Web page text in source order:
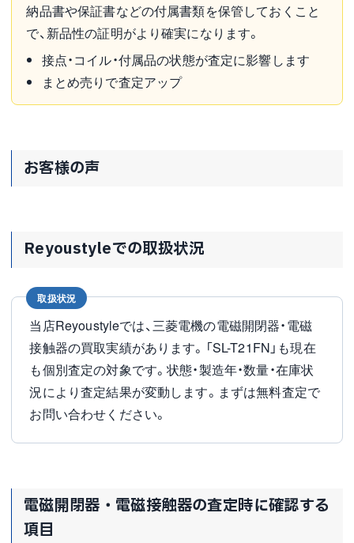
納品書や保証書などの付属書類を保管しておくこと
で、新品性の証明がより確実になります。
接点・コイル・付属品の状態が査定に影響します
まとめ売りで査定アップ
お客様の声
Reyoustyleでの取扱状況
取扱状況
当店Reyoustyleでは、三菱電機の電磁開閉器・電磁
接触器の買取実績があります。「SL-T21FN」も現在
も個別査定の対象です。状態・製造年・数量・在庫状
況により査定結果が変動します。まずは無料査定で
お問い合わせください。
電磁開閉器・電磁接触器の査定時に確認する
項目